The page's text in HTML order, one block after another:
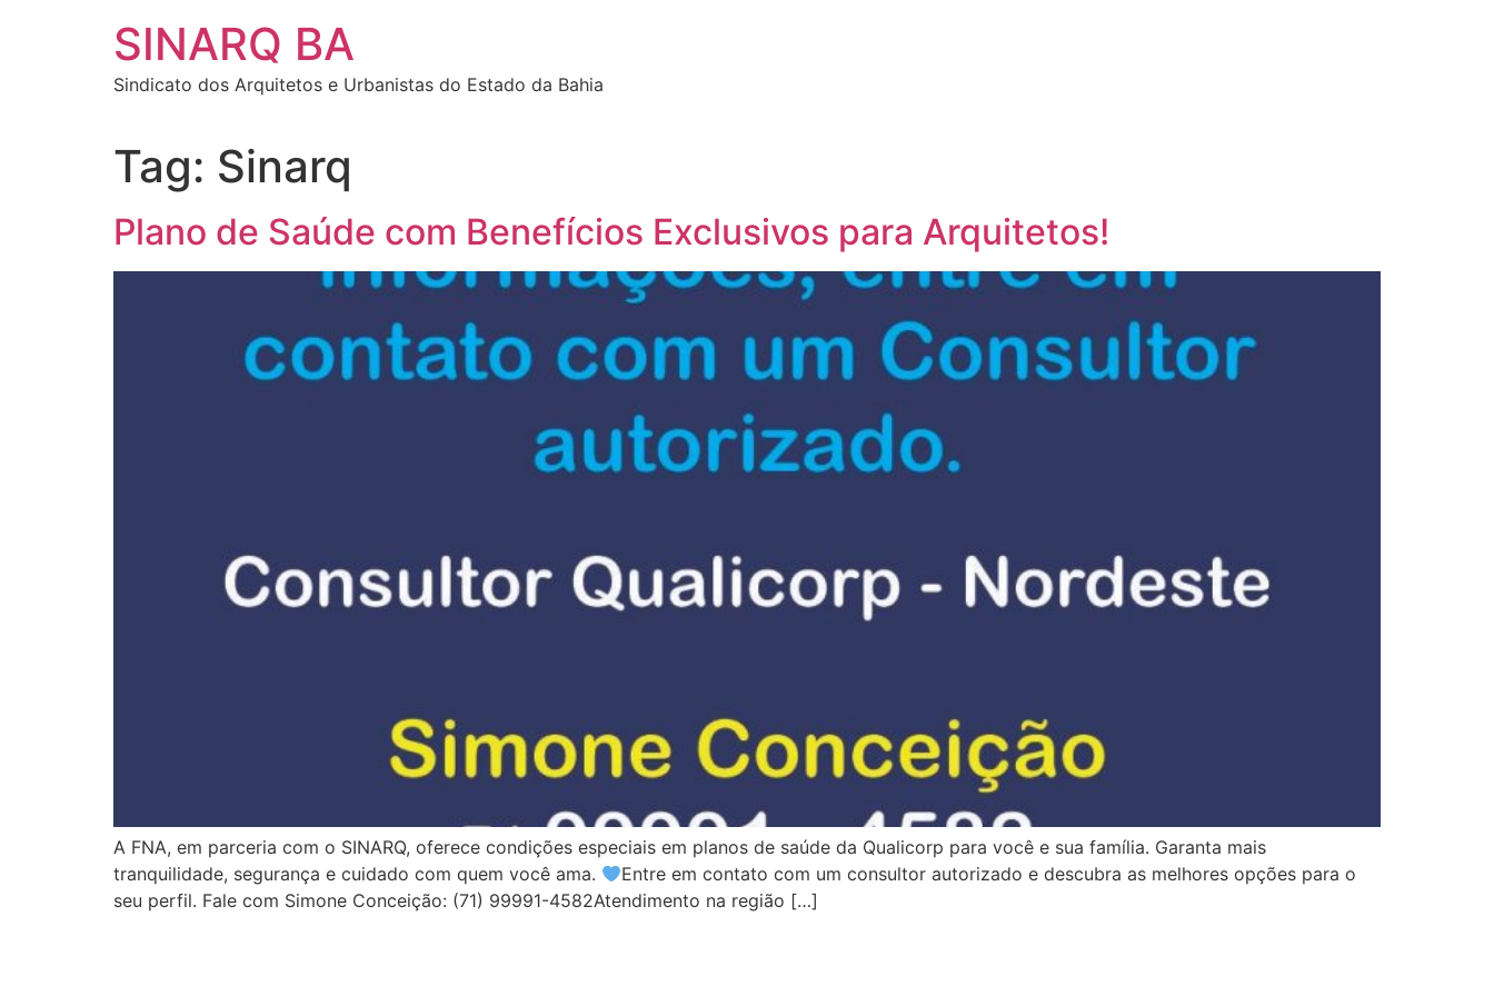
SINARQ BA
Sindicato dos Arquitetos e Urbanistas do Estado da Bahia
Tag: Sinarq
Plano de Saúde com Benefícios Exclusivos para Arquitetos!
A FNA, em parceria com o SINARQ, oferece condições especiais em planos de saúde da Qualicorp para você e sua família. Garanta mais
tranquilidade, segurança e cuidado com quem você ama.
Entre em contato com um consultor autorizado e descubra as melhores opções para o
seu perfil. Fale com Simone Conceição: (71) 99991-4582Atendimento na região […]